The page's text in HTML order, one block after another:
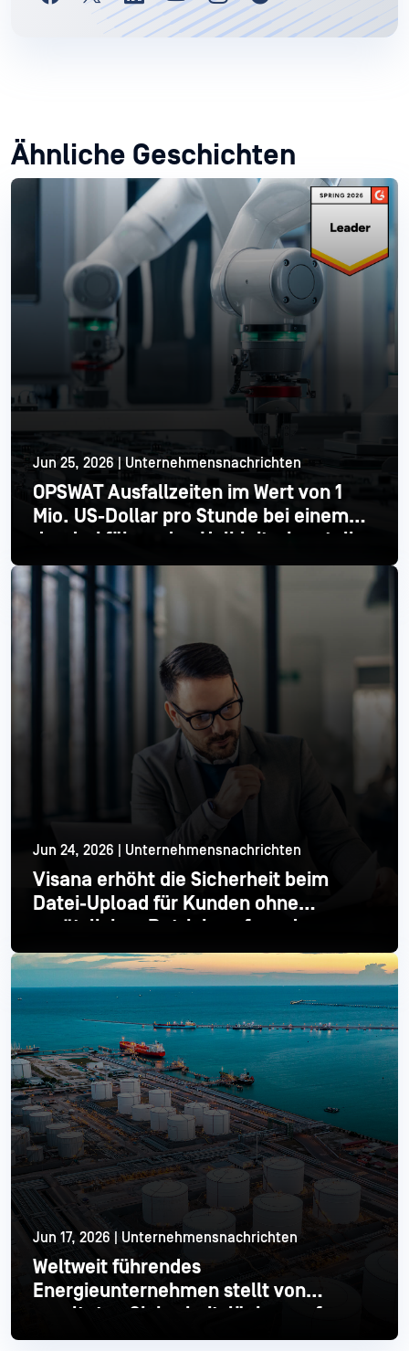
Ähnliche Geschichten
Jun 25, 2026 | Unternehmensnachrichten
OPSWAT Ausfallzeiten im Wert von 1
Mio. US-Dollar pro Stunde bei einem
der drei führenden Halbleiterhersteller
Mehr lesen
Jun 24, 2026 | Unternehmensnachrichten
Visana erhöht die Sicherheit beim
Datei-Upload für Kunden ohne
zusätzlichen Betriebsaufwand
Mehr lesen
Jun 17, 2026 | Unternehmensnachrichten
Weltweit führendes
Energieunternehmen stellt von
veralteten Sicherheitslücken auf
moderne Industrial um
Mehr lesen